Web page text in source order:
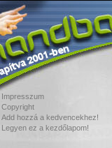
Impresszum
Copyright
Add hozzá a kedvencekhez!
Legyen ez a kezdőlapom!